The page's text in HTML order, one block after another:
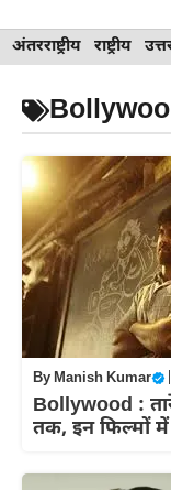
Skip
to
content
अंतरराष्ट्रीय राष्ट्रीय
ByManish Kumar
Bollywood :
तक, इन फिल्मों में